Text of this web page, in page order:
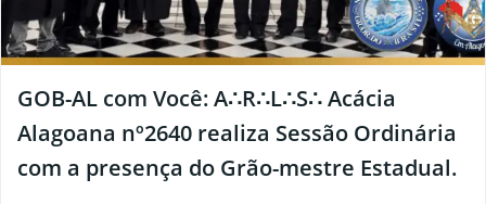
GOB-AL com Você: A∴R∴L∴S∴ Acácia
Alagoana nº2640 realiza Sessão Ordinária
com a presença do Grão-mestre Estadual.